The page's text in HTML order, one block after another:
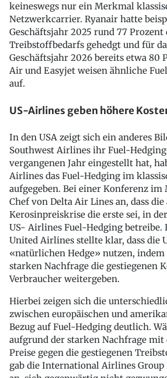
keineswegs nur ein Merkmal
Netzwerkcarrier. Ryanair hatte
Geschäftsjahr 2025 rund 77 Prozent
Treibstoffbedarfs gehedgt und für
Geschäftsjahr 2026 bereits etwa 80
Air und Easyjet weisen ähnliche
auf.
US-Airlines geben höhere
In den USA zeigt sich ein anderes
Southwest Airlines ihr Fuel-
vergangenen Jahr eingestellt hat,
Airlines das Fuel-Hedging im
aufgegeben. Bei einer Konferenz im
Chef von Delta Air Lines an, dass
Kerosinpreiskrise die erste sei, in
US- Airlines Fuel-Hedging betreibe.
United Airlines stellte klar, dass die
«natürlichen Hedge» nutzen, indem
starken Nachfrage die gestiegenen
Verbraucher weitergeben.
Hierbei zeigen sich die
zwischen europäischen und
Bezug auf Fuel-Hedging deutlich.
aufgrund der starken Nachfrage
Preise gegen die gestiegenen
gab die International Airlines